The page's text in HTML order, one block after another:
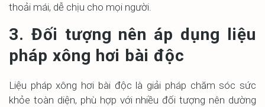
thoải mái, dễ chịu cho mọi người.
3. Đối tượng nên áp dụng liệu
pháp xông hơi bài độc
Liệu pháp xông hơi bài độc là giải pháp chăm sóc sức
khỏe toàn diện, phù hợp với nhiều đối tượng nên dường